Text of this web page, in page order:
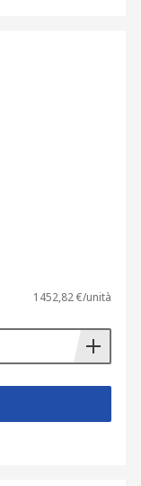
1452,82 €/unità